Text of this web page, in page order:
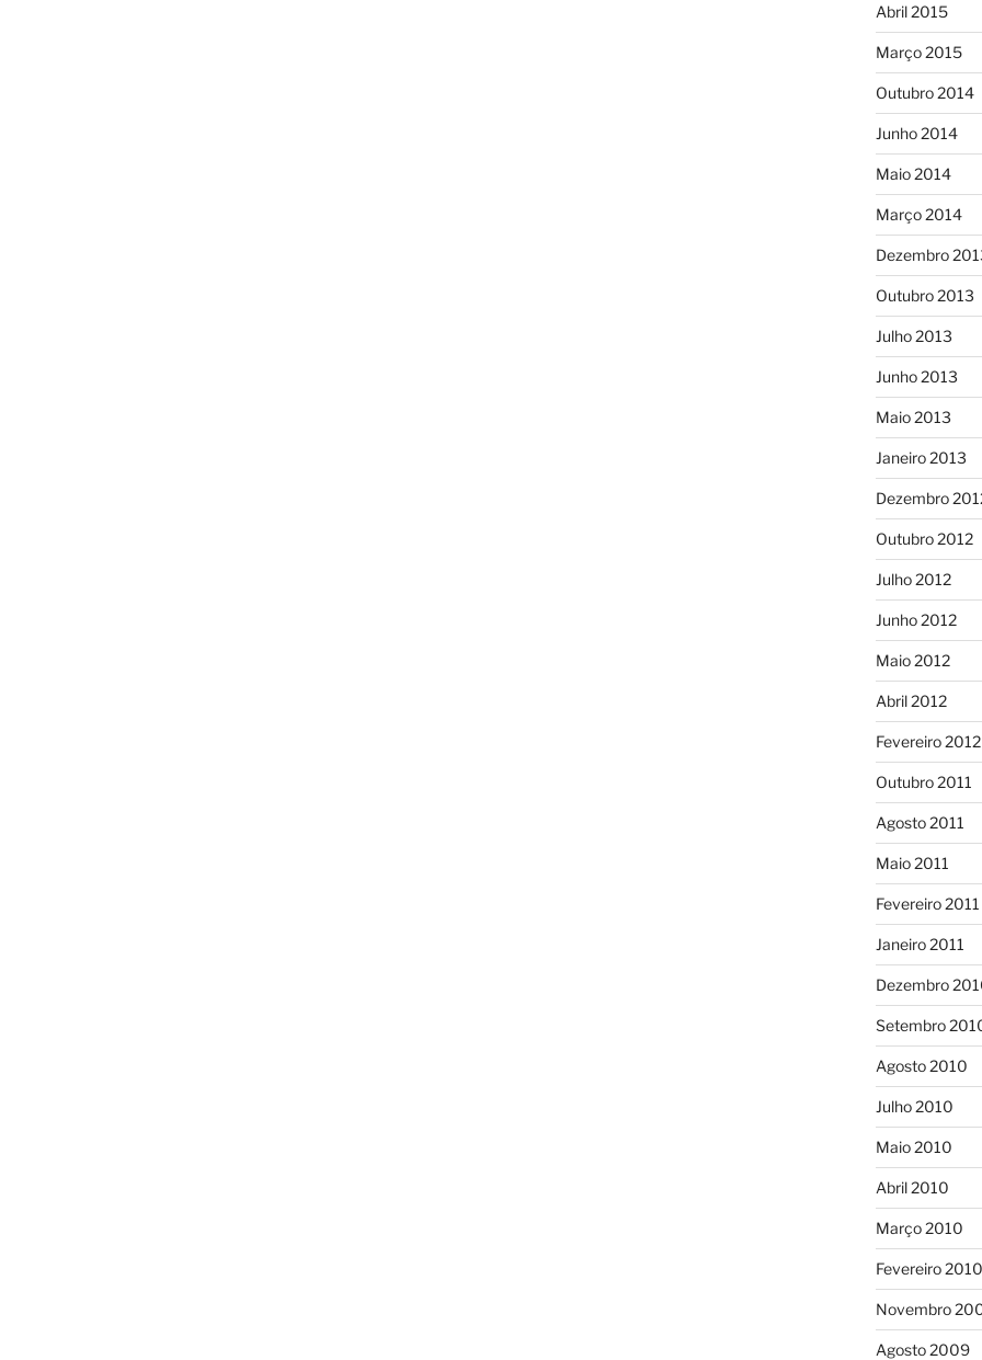
Abril 2015
Março 2015
Outubro 2014
Junho 2014
Maio 2014
Março 2014
Dezembro
Outubro 2013
Julho 2013
Junho 2013
Maio 2013
Janeiro 2013
Dezembro
Outubro 2012
Julho 2012
Junho 2012
Maio 2012
Abril 2012
Fevereiro 2012
Outubro 2011
Agosto 2011
Maio 2011
Fevereiro 2011
Janeiro 2011
Dezembro
Setembro
Agosto 2010
Julho 2010
Maio 2010
Abril 2010
Março 2010
Fevereiro 2010
Novembro
Agosto 2009